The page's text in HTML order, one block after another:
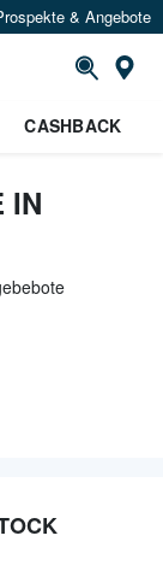
& Angebote
CASHBACK
IN